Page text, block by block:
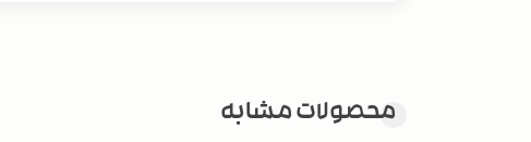
محصولات مشابه